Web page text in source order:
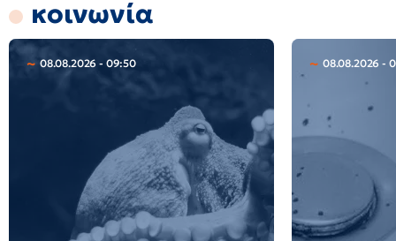
κοινωνία
08.08.2026 - 09:50 08.08.2026 -